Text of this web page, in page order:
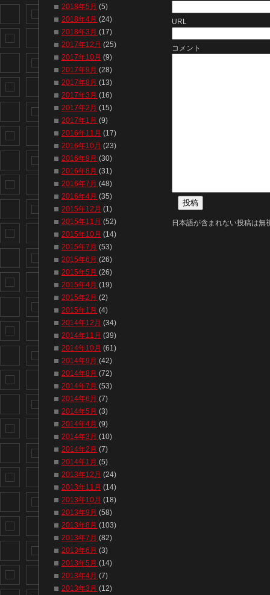
URL
コメント
日本語が含まれない投稿は無
2018年5月 (5)
2018年4月 (24)
2018年3月 (17)
2017年12月 (25)
2017年10月 (9)
2017年9月 (28)
2017年8月 (13)
2017年3月 (16)
2017年2月 (15)
2017年1月 (9)
2016年11月 (17)
2016年10月 (23)
2016年9月 (30)
2016年8月 (31)
2016年7月 (48)
2016年4月 (35)
2015年12月 (1)
2015年11月 (52)
2015年10月 (14)
2015年7月 (53)
2015年6月 (26)
2015年5月 (26)
2015年4月 (19)
2015年2月 (2)
2015年1月 (4)
2014年12月 (34)
2014年11月 (39)
2014年10月 (61)
2014年9月 (42)
2014年8月 (72)
2014年7月 (53)
2014年6月 (7)
2014年5月 (3)
2014年4月 (9)
2014年3月 (10)
2014年2月 (7)
2014年1月 (5)
2013年12月 (24)
2013年11月 (14)
2013年10月 (18)
2013年9月 (58)
2013年8月 (103)
2013年7月 (82)
2013年6月 (3)
2013年5月 (14)
2013年4月 (7)
2013年3月 (12)